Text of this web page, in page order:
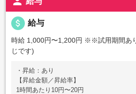
attach_money 給与
時給 1,000円〜1,200円 ※※試用期間あ
じです)
・昇給：あり
【昇給金額／昇給率】
1時間あたり10円〜20円